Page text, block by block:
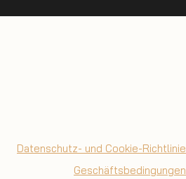
Datenschutz- und Cookie-Richtlinie
Geschäftsbedingungen